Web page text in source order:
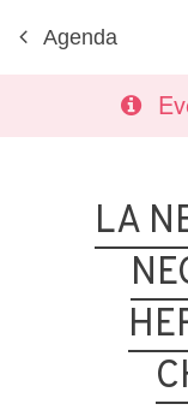
Agenda
LA